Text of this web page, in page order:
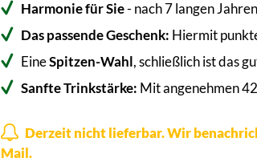
Harmonie für Sie- nach 7 langen
Das passende Geschenk: Hiermit
EineSpitzen-Wahl, schließlich ist das
Sanfte Trinkstärke: Mit angenehmen
Derzeit nicht lieferbar. Wir
Mail.